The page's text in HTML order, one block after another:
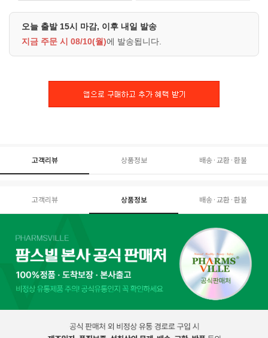
오늘 출발 15시 마감, 이후 내일 발송
지금 주문 시 08/10(월)에 발송됩니다.
고객리뷰 상품정보 배송·교환·환불
고객리뷰 상품정보 배송·교환·환불